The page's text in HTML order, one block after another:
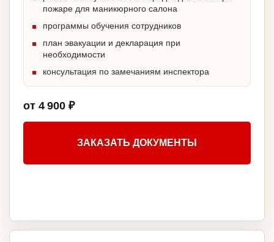
пожаре для маникюрного салона
программы обучения сотрудников
план эвакуации и декларация при
необходимости
консультация по замечаниям инспектора
от 4 900 ₽
ЗАКАЗАТЬ ДОКУМЕНТЫ